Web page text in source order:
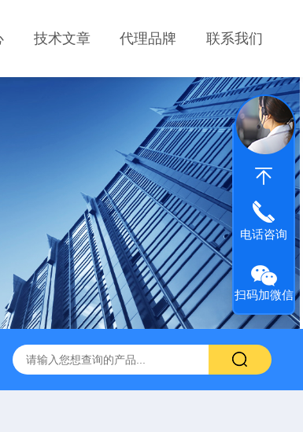
技术文章 代理品牌 联系我们
流电源 固纬 GSP-730 频谱分析仪 艾睿光电
电话咨询
扫码加微信